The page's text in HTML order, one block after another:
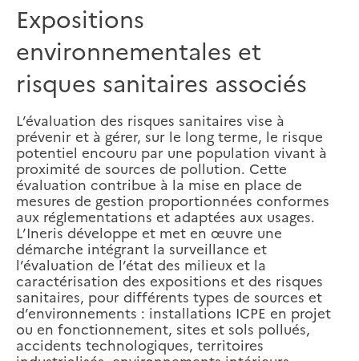
Expositions
environnementales et
risques sanitaires associés
L’évaluation des risques sanitaires vise à
prévenir et à gérer, sur le long terme, le risque
potentiel encouru par une population vivant à
proximité de sources de pollution. Cette
évaluation contribue à la mise en place de
mesures de gestion proportionnées conformes
aux réglementations et adaptées aux usages.
L’Ineris développe et met en œuvre une
démarche intégrant la surveillance et
l’évaluation de l’état des milieux et la
caractérisation des expositions et des risques
sanitaires, pour différents types de sources et
d’environnements : installations ICPE en projet
ou en fonctionnement, sites et sols pollués,
accidents technologiques, territoires